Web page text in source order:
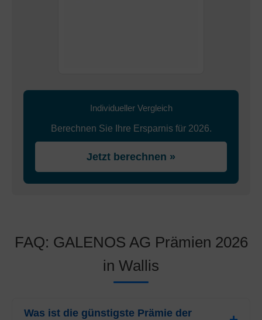
Individueller Vergleich
Berechnen Sie Ihre Ersparnis für 2026.
Jetzt berechnen »
FAQ: GALENOS AG Prämien 2026
in Wallis
Was ist die günstigste Prämie der